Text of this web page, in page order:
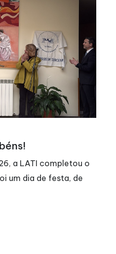
Geral
(18h30)
e Contas
será realizada a 31-